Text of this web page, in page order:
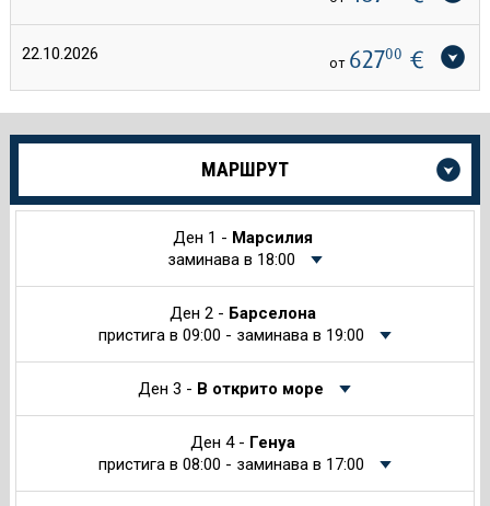
22.10.2026 от 62700 €
Още
за
МАРШРУТ
Ден 1 - Марсилия
заминава в 18:00
Ден 2 - Барселона
пристига в 09:00 - заминава в 19:00
Ден 3 - В открито море
Ден 4 - Генуа
пристига в 08:00 - заминава в 17:00